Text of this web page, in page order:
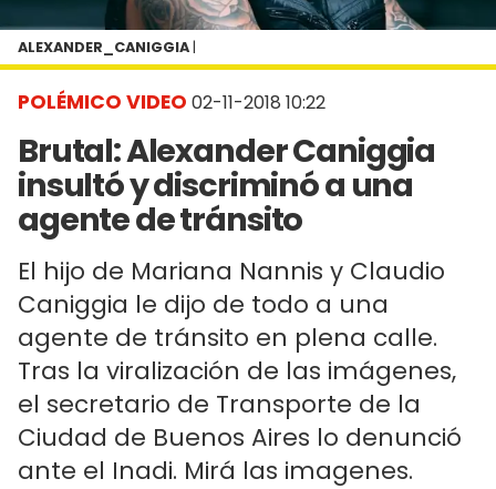
POLÉMICO VIDEO 02-11-2018 10:22
Brutal: Alexander Caniggia
insultó y discriminó a una
agente de tránsito
El hijo de Mariana Nannis y Claudio
Caniggia le dijo de todo a una
agente de tránsito en plena calle.
Tras la viralización de las imágenes,
el secretario de Transporte de la
Ciudad de Buenos Aires lo denunció
ante el Inadi. Mirá las imagenes.
ALEXANDER_CANIGGIA |